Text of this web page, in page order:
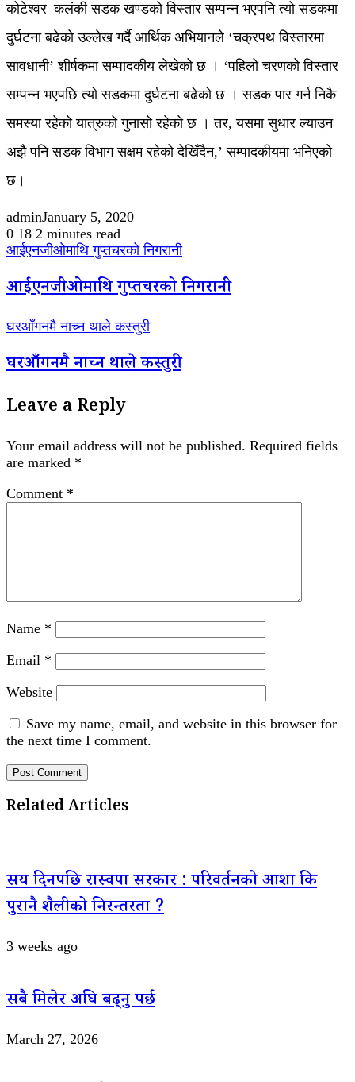
कोटेश्वर–कलंकी सडक खण्डको विस्तार सम्पन्न भएपनि त्यो सडकमा
दुर्घटना बढेको उल्लेख गर्दै आर्थिक अभियानले ‘चक्रपथ विस्तारमा
सावधानी’ शीर्षकमा सम्पादकीय लेखेको छ । ‘पहिलो चरणको विस्तार
सम्पन्न भएपछि त्यो सडकमा दुर्घटना बढेको छ । सडक पार गर्न निकै
समस्या रहेको यात्रुको गुनासो रहेको छ । तर, यसमा सुधार ल्याउन
अझै पनि सडक विभाग सक्षम रहेको देखिँदैन,’ सम्पादकीयमा भनिएको
छ।
adminJanuary 5, 2020
0 18 2 minutes read
आईएनजीओमाथि गुप्तचरको निगरानी
आईएनजीओमाथि गुप्तचरको निगरानी
घरआँगनमै नाच्न थाले कस्तुरी
घरआँगनमै नाच्न थाले कस्तुरी
Leave a Reply
Your email address will not be published. Required fields
are marked *
Comment *
Name *
Email *
Website
Save my name, email, and website in this browser for
the next time I comment.
Related Articles
सय दिनपछि रास्वपा सरकार : परिवर्तनको आशा कि
पुरानै शैलीको निरन्तरता ?
3 weeks ago
सबै मिलेर अघि बढ्नु पर्छ
March 27, 2026